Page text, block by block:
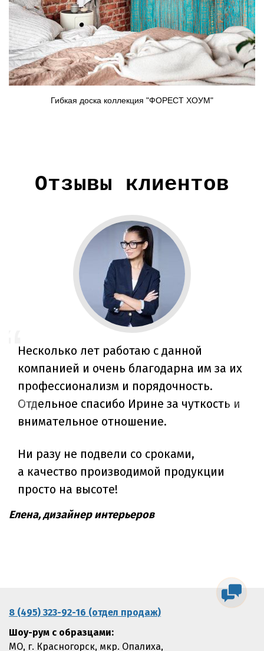
Гибкая доска коллекция "ФОРЕСТ ХОУМ"
Отзывы клиентов
Несколько лет работаю с данной
компанией и очень благодарна им за их
профессионализм и порядочность.
Отдельное спасибо Ирине за чуткость и
внимательное отношение.
Ни разу не подвели со сроками,
а качество производимой продукции
просто на высоте!
Елена, дизайнер интерьеров
8 (495) 323-92-16 (отдел продаж)
Шоу-рум с образцами:
МО, г. Красногорск, мкр. Опалиха,